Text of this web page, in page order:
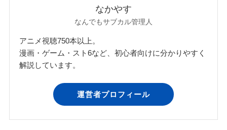
なかやす
なんでもサブカル管理人
アニメ視聴750本以上。
漫画・ゲーム・スト6など、初心者向けに分かりやすく
解説しています。
運営者プロフィール